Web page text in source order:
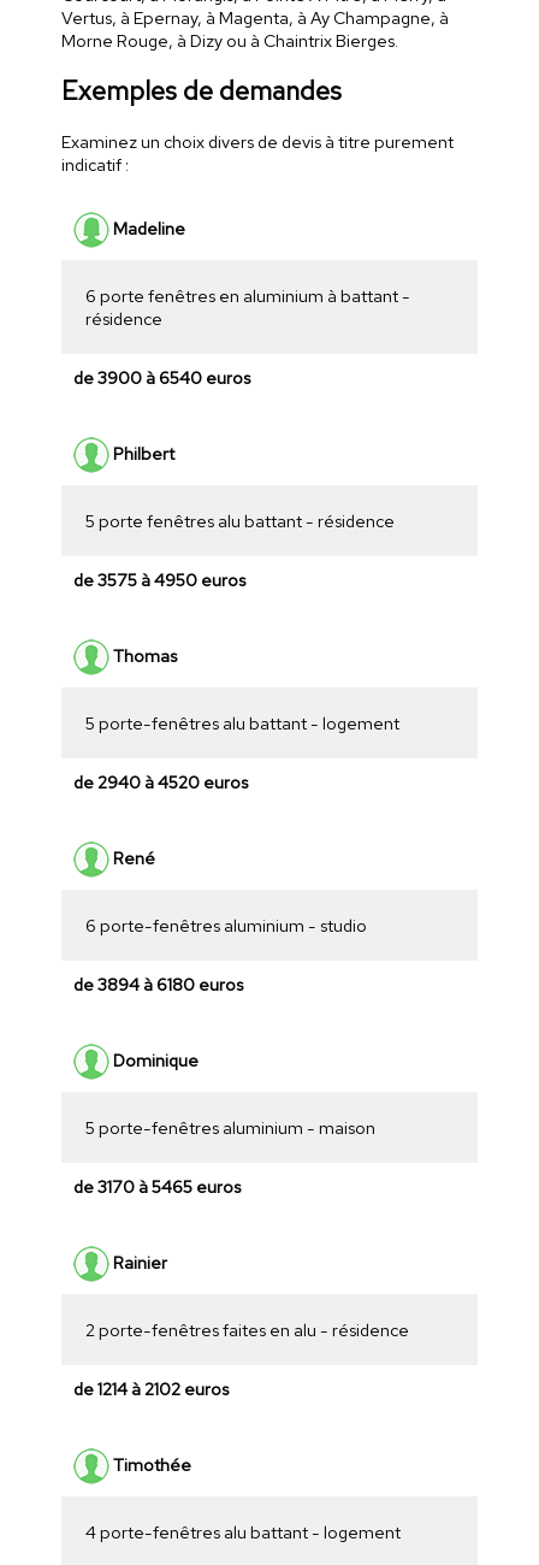
Vertus, à Epernay, à Magenta, à Ay Champagne, à
Morne Rouge, à Dizy ou à Chaintrix Bierges.
Exemples de demandes
Examinez un choix divers de devis à titre purement
indicatif :
Madeline
6 porte fenêtres en aluminium à battant -
résidence
de 3900 à 6540 euros
Philbert
5 porte fenêtres alu battant - résidence
de 3575 à 4950 euros
Thomas
5 porte-fenêtres alu battant - logement
de 2940 à 4520 euros
René
6 porte-fenêtres aluminium - studio
de 3894 à 6180 euros
Dominique
5 porte-fenêtres aluminium - maison
de 3170 à 5465 euros
Rainier
2 porte-fenêtres faites en alu - résidence
de 1214 à 2102 euros
Timothée
4 porte-fenêtres alu battant - logement